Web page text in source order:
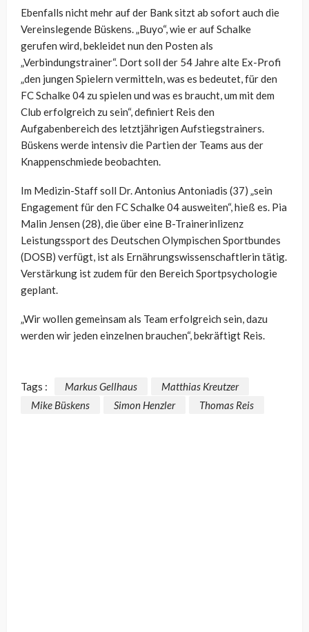
Ebenfalls nicht mehr auf der Bank sitzt ab sofort auch die
Vereinslegende Büskens. „Buyo“, wie er auf Schalke
gerufen wird, bekleidet nun den Posten als
„Verbindungstrainer“. Dort soll der 54 Jahre alte Ex-Profi
„den jungen Spielern vermitteln, was es bedeutet, für den
FC Schalke 04 zu spielen und was es braucht, um mit dem
Club erfolgreich zu sein“, definiert Reis den
Aufgabenbereich des letztjährigen Aufstiegstrainers.
Büskens werde intensiv die Partien der Teams aus der
Knappenschmiede beobachten.
Im Medizin-Staff soll Dr. Antonius Antoniadis (37) „sein
Engagement für den FC Schalke 04 ausweiten“, hieß es. Pia
Malin Jensen (28), die über eine B-Trainerinlizenz
Leistungssport des Deutschen Olympischen Sportbundes
(DOSB) verfügt, ist als Ernährungswissenschaftlerin tätig.
Verstärkung ist zudem für den Bereich Sportpsychologie
geplant.
„Wir wollen gemeinsam als Team erfolgreich sein, dazu
werden wir jeden einzelnen brauchen“, bekräftigt Reis.
Tags : Markus Gellhaus
Matthias Kreutzer
Mike Büskens
Simon Henzler Thomas Reis